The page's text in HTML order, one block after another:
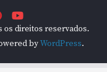
os direitos reservados.
byWordPress.